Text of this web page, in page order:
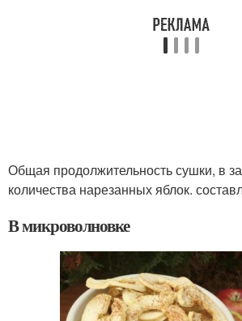
Общая продолжительность сушки, в
количества нарезанных яблок.
В микроволновке